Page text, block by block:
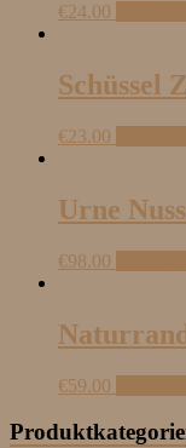
€24.00
Schüssel
€23.00
Urne
€98.00
€59.00